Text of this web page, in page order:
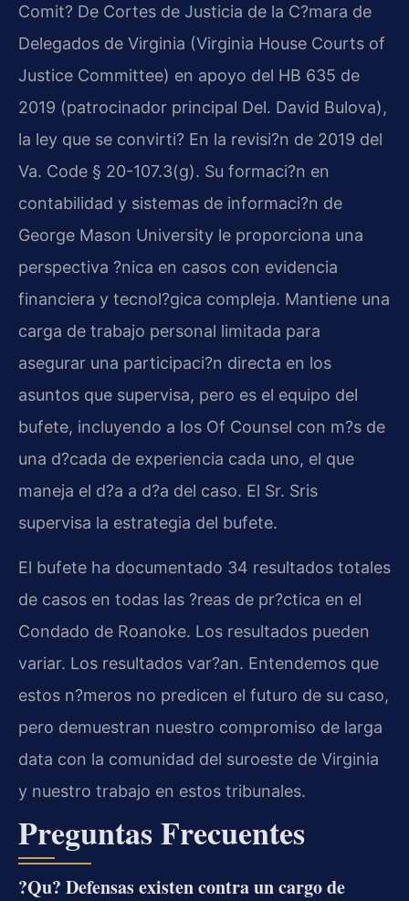
Comit? De Cortes de Justicia de la C?mara de
Delegados de Virginia (Virginia House Courts of
Justice Committee) en apoyo del HB 635 de
2019 (patrocinador principal Del. David Bulova),
la ley que se convirti? En la revisi?n de 2019 del
Va. Code § 20-107.3(g). Su formaci?n en
contabilidad y sistemas de informaci?n de
George Mason University le proporciona una
perspectiva ?nica en casos con evidencia
financiera y tecnol?gica compleja. Mantiene una
carga de trabajo personal limitada para
asegurar una participaci?n directa en los
asuntos que supervisa, pero es el equipo del
bufete, incluyendo a los Of Counsel con m?s de
una d?cada de experiencia cada uno, el que
maneja el d?a a d?a del caso. El Sr. Sris
supervisa la estrategia del bufete.
El bufete ha documentado 34 resultados totales
de casos en todas las ?reas de pr?ctica en el
Condado de Roanoke. Los resultados pueden
variar. Los resultados var?an. Entendemos que
estos n?meros no predicen el futuro de su caso,
pero demuestran nuestro compromiso de larga
data con la comunidad del suroeste de Virginia
y nuestro trabajo en estos tribunales.
Preguntas Frecuentes
?Qu? Defensas existen contra un cargo de